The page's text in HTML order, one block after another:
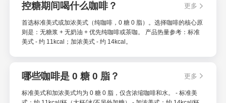
控糖期间喝什么咖啡？ 更多
首选标准美式或加浓美式（纯咖啡，0 糖 0 脂）。选择咖啡的核心原
则是：无糖浆 + 无奶油 + 优先纯咖啡或茶咖。 产品热量参考：标准
美式 - 约 11kcal；加浓美式 - 约 14kcal。
哪些咖啡是 0 糖 0 脂？ 更多
标准美式和加浓美式均为 0 糖 0 脂，仅含浓缩咖啡和水。 - 标准美